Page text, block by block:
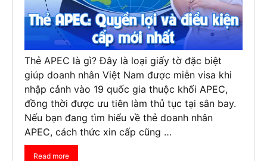
Thẻ APEC là gì? Đây là loại giấy tờ đặc biệt
giúp doanh nhân Việt Nam được miễn visa khi
nhập cảnh vào 19 quốc gia thuộc khối APEC,
đồng thời được ưu tiên làm thủ tục tại sân bay.
Nếu bạn đang tìm hiểu về thẻ doanh nhân
APEC, cách thức xin cấp cũng …
Read more